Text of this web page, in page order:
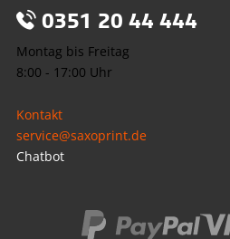
0351 20 44 444
Montag bis Freitag
8:00 - 17:00 Uhr
Kontakt
service@saxoprint.de
Chatbot